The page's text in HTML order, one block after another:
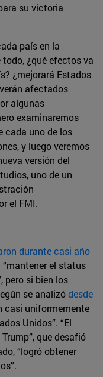
su victoria
país en la
¿qué efectos va
¿mejorará Estados
afectados
algunas
examinaremos
cada uno de los
y luego veremos
versión del
uno de un
el FMI.
durante casi año
el status
pero si bien los
se analizódesde
casi uniformemente
Unidos”. “El
que desafió
“logró obtener